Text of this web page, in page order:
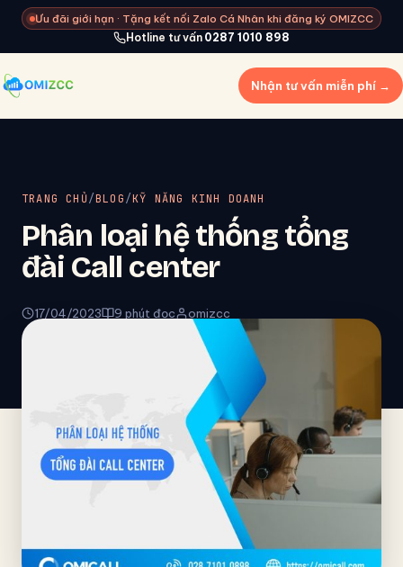
Ưu đãi giới hạn · Tặng kết nối Zalo Cá Nhân khi đăng ký OMIZCC
Hotline tư vấn 0287 1010 898
Nhận tư vấn miễn phí →
TRANG CHỦ/BLOG/KỸ NĂNG KINH DOANH
Phân loại hệ thống tổng
đài Call center
17/04/2023 9 phút đọc omizcc